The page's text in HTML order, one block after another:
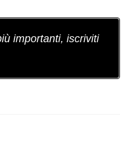
importanti, iscriviti